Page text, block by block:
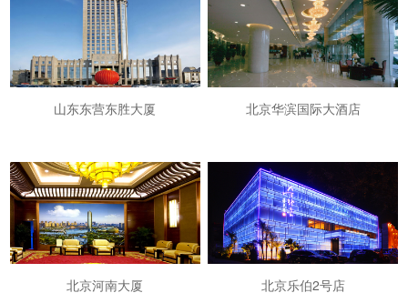
山东东营东胜大厦 北京华滨国际大酒店
北京河南大厦 北京乐伯2号店